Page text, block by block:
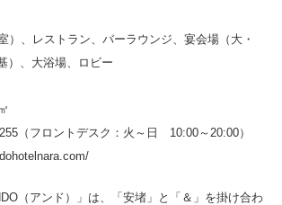
レストラン、バーラウンジ、宴会場（大・
）、大浴場、ロビー
フロントデスク：火～日 10:00～20:00）
（アンド）」は、「安堵」と「＆」を掛け合わ